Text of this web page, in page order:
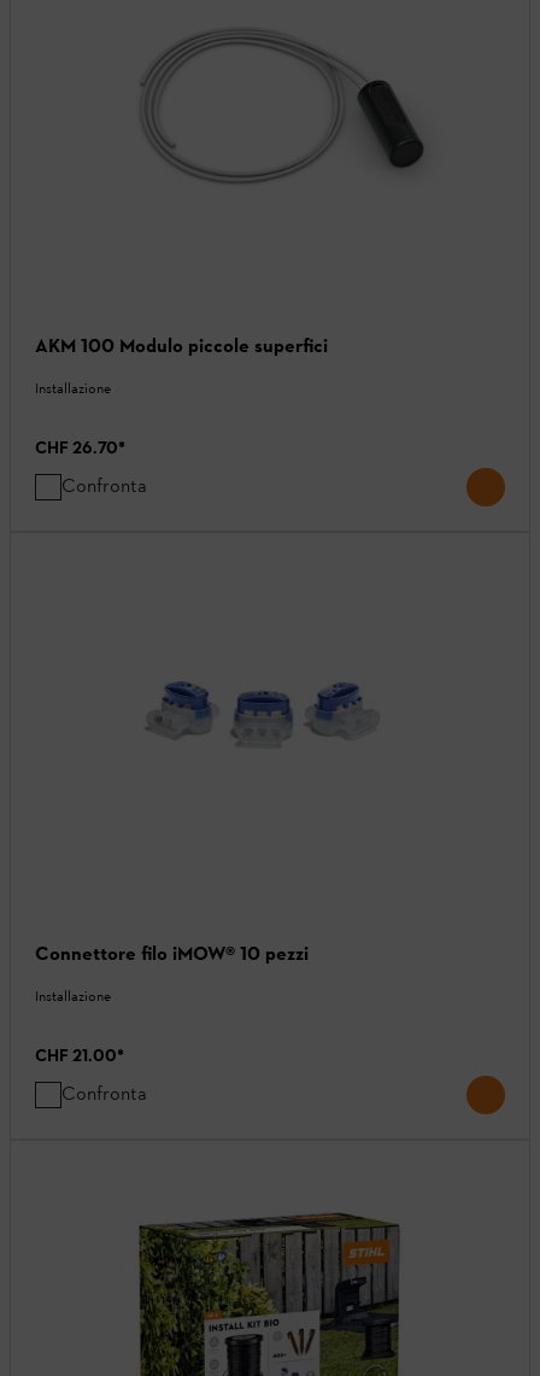
AKM 100 Modulo piccole superfici
Installazione
CHF 26.70*
Confronta
Connettore filo iMOW® 10 pezzi
Installazione
CHF 21.00*
Confronta